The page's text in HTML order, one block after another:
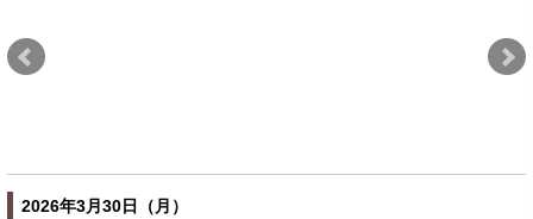
2026年3月30日（月）